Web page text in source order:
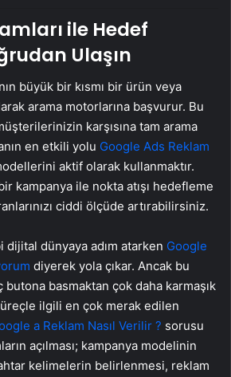
ile Hedef
Ulaşın
büyük bir kısmı bir ürün veya
arama motorlarına başvurur. Bu
karşısına tam arama
en etkili yolu Google Ads Reklam
aktif olarak kullanmaktır.
kampanya ile nokta atışı hedefleme
ciddi ölçüde artırabilirsiniz.
dünyaya adım atarken Google
diyerek yola çıkar. Ancak bu
basmaktan çok daha karmaşık
ilgili en çok merak edilen
a Reklam Nasıl Verilir ? sorusu
açılması; kampanya modelinin
kelimelerin belirlenmesi, reklam